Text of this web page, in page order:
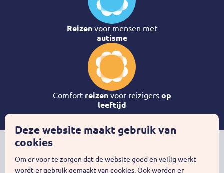
Reizenvoor mensen met
autisme
Comfort reizenvoor reizigers op
leeftijd
stichting zonder subsidie en zonder winstoogmerk
Deze website maakt gebruik van
cookies
Om er voor te zorgen dat de website goed en veilig werkt
wordt er gebruik gemaakt van cookies. Ook worden er